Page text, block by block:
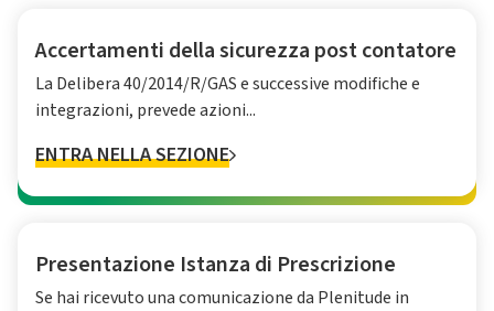
Accertamenti della sicurezza post contatore
La Delibera 40/2014/R/GAS e successive modifiche e
integrazioni, prevede azioni...
ENTRA NELLA SEZIONE
Presentazione Istanza di Prescrizione
Se hai ricevuto una comunicazione da Plenitude in